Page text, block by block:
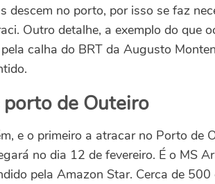
descem no porto, por isso se faz
Outro detalhe, a exemplo do que
calha do BRT da Augusto
de Outeiro
e o primeiro a atracar no Porto de
no dia 12 de fevereiro. É o MS
pela Amazon Star. Cerca de